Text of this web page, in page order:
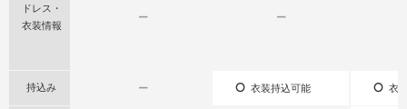
ドレス・
衣装情報
ー ー
持込み ー 衣装持込可能 衣